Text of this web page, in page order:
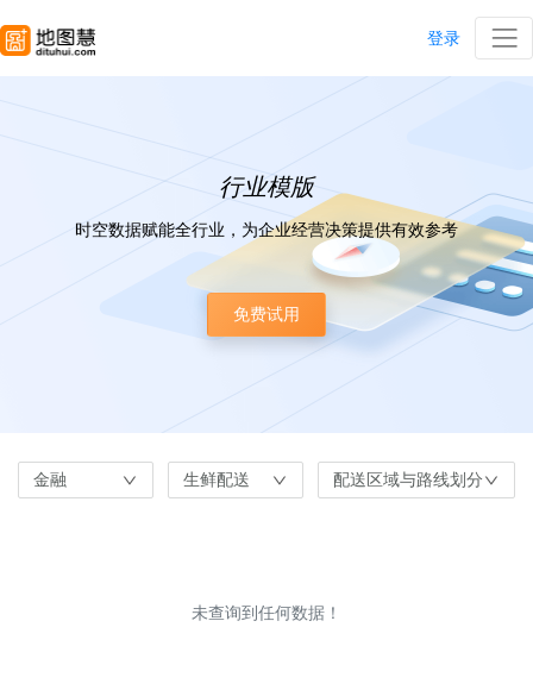
登录
行业模版
时空数据赋能全行业，为企业经营决策提供有效参考
免费试用
金融 生鲜配送 配送区域与路线划分
未查询到任何数据！